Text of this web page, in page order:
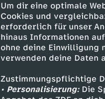
Um dir eine optimale
Cookies und
erforderlich für unser
hinaus Informationen
ohne deine Einwilligung
verwenden deine Daten
Zustimmungspflichtige
• Personalisierung:Die
Gleichzeitig
stand es um die
Hat sie nun
einen frischen
Eine spannende